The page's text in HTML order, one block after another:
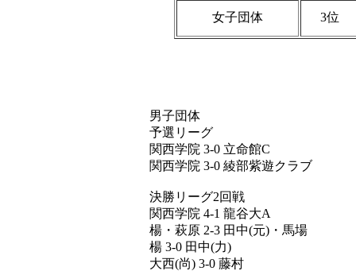
女子団体 3位
男子団体
予選リーグ
関西学院 3-0 立命館C
関西学院 3-0 綾部紫遊クラブ
決勝リーグ2回戦
関西学院 4-1 龍谷大A
楊・萩原 2-3 田中(元)・馬場
楊 3-0 田中(力)
大西(尚) 3-0 藤村